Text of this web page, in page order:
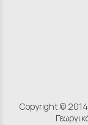
Copyright ©